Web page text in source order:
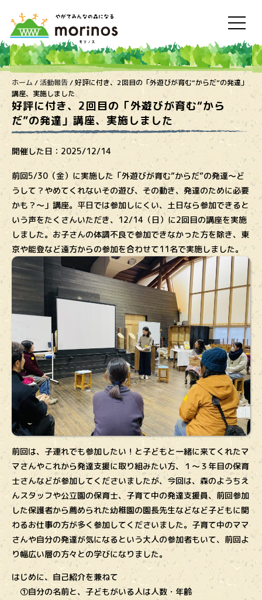
ホーム /活動報告/好評に付き、2回目の「外遊びが育む“からだ”の発達」
講座、実施しました
好評に付き、2回目の「外遊びが育む“から
だ”の発達」講座、実施しました
開催した日： 2025/12/14
前回5/30（金）に実施した「外遊びが育む”からだ”の発達〜ど
うして？やめてくれないその遊び、その動き、発達のために必要
かも？〜」講座。平日では参加しにくい、土日なら参加できると
いう声をたくさんいただき、12/14（日）に2回目の講座を実施
しました。お子さんの体調不良で参加できなかった方を除き、東
京や能登など遠方からの参加を合わせて11名で実施しました。
前回は、子連れでも参加したい！と子どもと一緒に来てくれたマ
マさんやこれから発達支援に取り組みたい方、１〜３年目の保育
士さんなどが参加してくださいましたが、今回は、森のようちえ
んスタッフや公立園の保育士、子育て中の発達支援員、前回参加
した保護者から薦められた幼稚園の園長先生などなど子どもに関
わるお仕事の方が多く参加してくださいました。子育て中のママ
さんや自分の発達が気になるという大人の参加者もいて、前回よ
り幅広い層の方々との学びになりました。
はじめに、自己紹介を兼ねて
①自分の名前と、子どもがいる人は人数・年齢